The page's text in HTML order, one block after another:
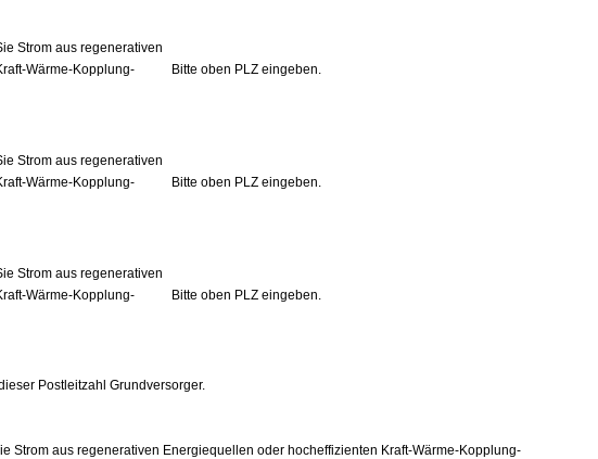
Strom aus regenerativen
Wärme-Kopplung-
Bitte oben PLZ eingeben.
Strom aus regenerativen
Wärme-Kopplung-
Bitte oben PLZ eingeben.
Strom aus regenerativen
Wärme-Kopplung-
Bitte oben PLZ eingeben.
Postleitzahl Grundversorger.
Strom aus regenerativen Energiequellen oder hocheffizienten Kraft-Wärme-Kopplung-